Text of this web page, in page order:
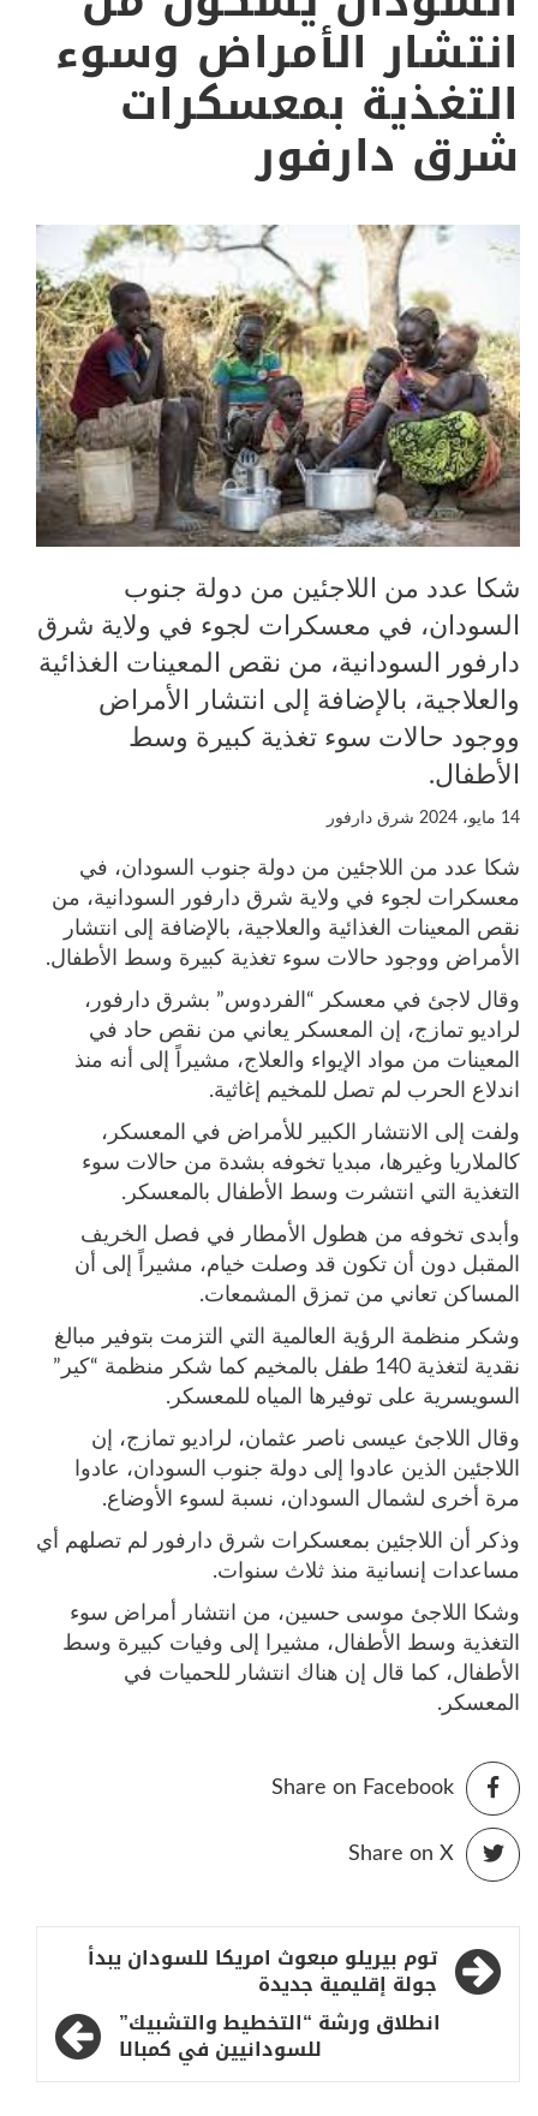
انتشار الأمراض وسوء
التغذية بمعسكرات
شرق دارفور
شكا عدد من اللاجئين من دولة جنوب
السودان، في معسكرات لجوء في ولاية شرق
دارفور السودانية، من نقص المعينات الغذائية
والعلاجية، بالإضافة إلى انتشار الأمراض
ووجود حالات سوء تغذية كبيرة وسط
الأطفال.
14 مايو، 2024 شرق دارفور
شكا عدد من اللاجئين من دولة جنوب السودان، في
معسكرات لجوء في ولاية شرق دارفور السودانية، من
نقص المعينات الغذائية والعلاجية، بالإضافة إلى انتشار
الأمراض ووجود حالات سوء تغذية كبيرة وسط الأطفال.
وقال لاجئ في معسكر “الفردوس” بشرق دارفور،
لراديو تمازج، إن المعسكر يعاني من نقص حاد في
المعينات من مواد الإيواء والعلاج، مشيراً إلى أنه منذ
اندلاع الحرب لم تصل للمخيم إغاثية.
ولفت إلى الانتشار الكبير للأمراض في المعسكر،
كالملاريا وغيرها، مبديا تخوفه بشدة من حالات سوء
التغذية التي انتشرت وسط الأطفال بالمعسكر.
وأبدى تخوفه من هطول الأمطار في فصل الخريف
المقبل دون أن تكون قد وصلت خيام، مشيراً إلى أن
المساكن تعاني من تمزق المشمعات.
وشكر منظمة الرؤية العالمية التي التزمت بتوفير مبالغ
نقدية لتغذية 140 طفل بالمخيم كما شكر منظمة “كير”
السويسرية على توفيرها المياه للمعسكر.
وقال اللاجئ عيسى ناصر عثمان، لراديو تمازج، إن
اللاجئين الذين عادوا إلى دولة جنوب السودان، عادوا
مرة أخرى لشمال السودان، نسبة لسوء الأوضاع.
وذكر أن اللاجئين بمعسكرات شرق دارفور لم تصلهم أي
مساعدات إنسانية منذ ثلاث سنوات.
وشكا اللاجئ موسى حسين، من انتشار أمراض سوء
التغذية وسط الأطفال، مشيرا إلى وفيات كبيرة وسط
الأطفال، كما قال إن هناك انتشار للحميات في
المعسكر.
Share on Facebook
Share on X
تصفّح
المقالات
توم بيريلو مبعوث امريكا للسودان يبدأ
جولة إقليمية جديدة
انطلاق ورشة “التخطيط والتشبيك”
للسودانيين في كمبالا